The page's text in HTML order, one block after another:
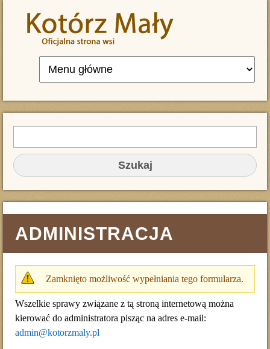
ADMINISTRACJA
OSTRZEŻENIE
Zamknięto możliwość wypełniania tego formularza.
Wszelkie sprawy związane z tą stroną internetową można
kierować do administratora pisząc na adres e-mail:
admin@kotorzmaly.pl